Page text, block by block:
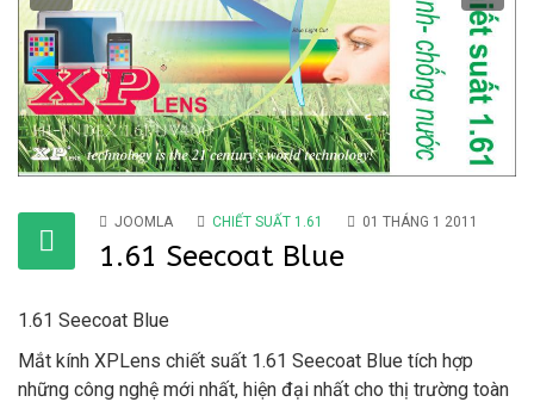
JOOMLA CHIẾT SUẤT 1.61 01 THÁNG 1 2011
1.61 Seecoat Blue
1.61 Seecoat Blue
Mắt kính XPLens chiết suất 1.61 Seecoat Blue tích hợp
những công nghệ mới nhất, hiện đại nhất cho thị trường toàn